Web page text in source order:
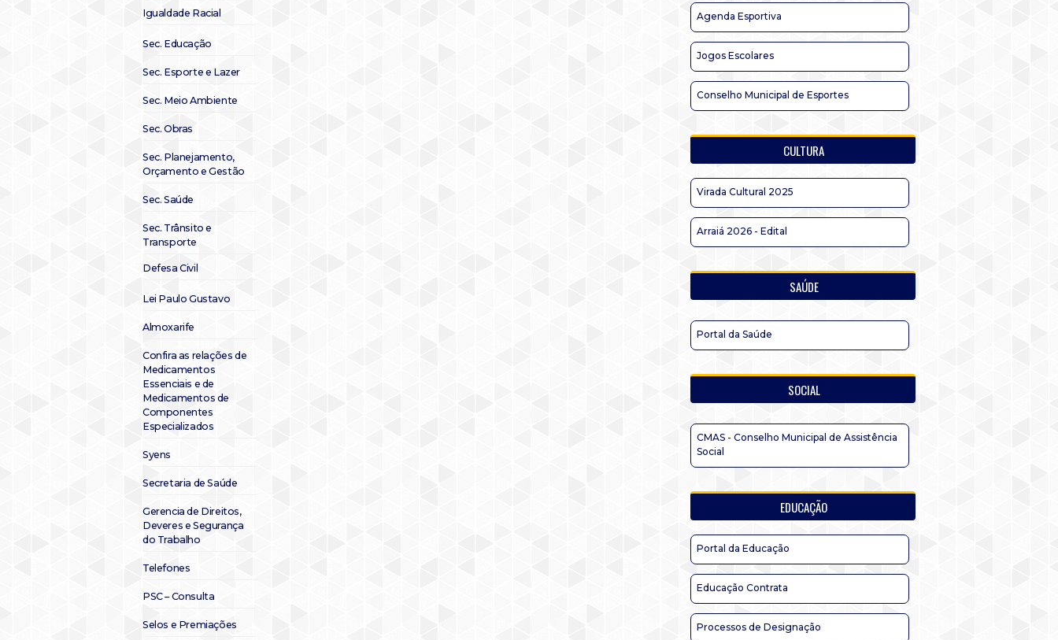
Igualdade Racial
Sec. Educação
Sec. Esporte e Lazer
Sec. Meio Ambiente
Sec. Obras
Sec. Planejamento,
Orçamento e Gestão
Sec. Saúde
Sec. Trânsito e
Transporte
Defesa Civil
Lei Paulo Gustavo
Almoxarife
Confira as relações de
Medicamentos
Essenciais e de
Medicamentos de
Componentes
Especializados
Syens
Secretaria de Saúde
Gerencia de Direitos,
Deveres e Segurança
do Trabalho
Telefones
PSC – Consulta
Selos e Premiações
Agenda Esportiva
Jogos Escolares
Conselho Municipal de Esportes
CULTURA
Virada Cultural 2025
Arraiá 2026 - Edital
SAÚDE
Portal da Saúde
SOCIAL
CMAS - Conselho Municipal de Assistência
Social
EDUCAÇÃO
Portal da Educação
Educação Contrata
Processos de Designação